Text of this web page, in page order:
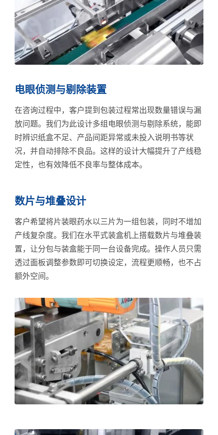
电眼侦测与剔除装置
在咨询过程中，客户提到包装过程常出现数量错误与漏
放问题。我们为此设计多组电眼侦测与剔除系统，能即
时辨识纸盒不足、产品间距异常或未投入说明书等状
况，并自动排除不良品。这样的设计大幅提升了产线稳
定性，也有效降低不良率与整体成本。
数片与堆叠设计
客户希望将片装眼药水以三片为一组包装，同时不增加
产线复杂度。我们在水平式装盒机上搭载数片与堆叠装
置，让分包与装盒能于同一台设备完成。操作人员只需
透过面板调整参数即可切换设定，流程更顺畅，也不占
额外空间。